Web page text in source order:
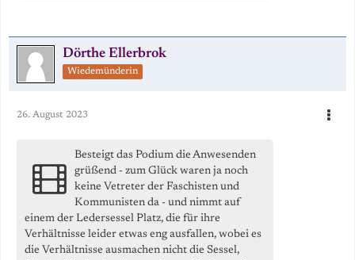
Dörthe Ellerbrok
Wiedemünderin
26. August 2023
Besteigt das Podium die Anwesenden
grüßend - zum Glück waren ja noch
keine Vetreter der Faschisten und
Kommunisten da - und nimmt auf
einem der Ledersessel Platz, die für ihre
Verhältnisse leider etwas eng ausfallen, wobei es
die Verhältnisse ausmachen nicht die Sessel,